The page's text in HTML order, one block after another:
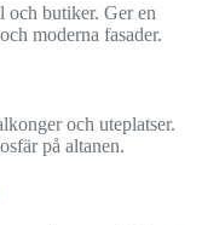
och butiker. Ger en
moderna fasader.
och uteplatser.
på altanen.